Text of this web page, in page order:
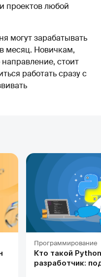
проектов любой
могут зарабатывать
месяц. Новичкам,
стоит
работать сразу с
Программирование
Кто такой
разработчик: